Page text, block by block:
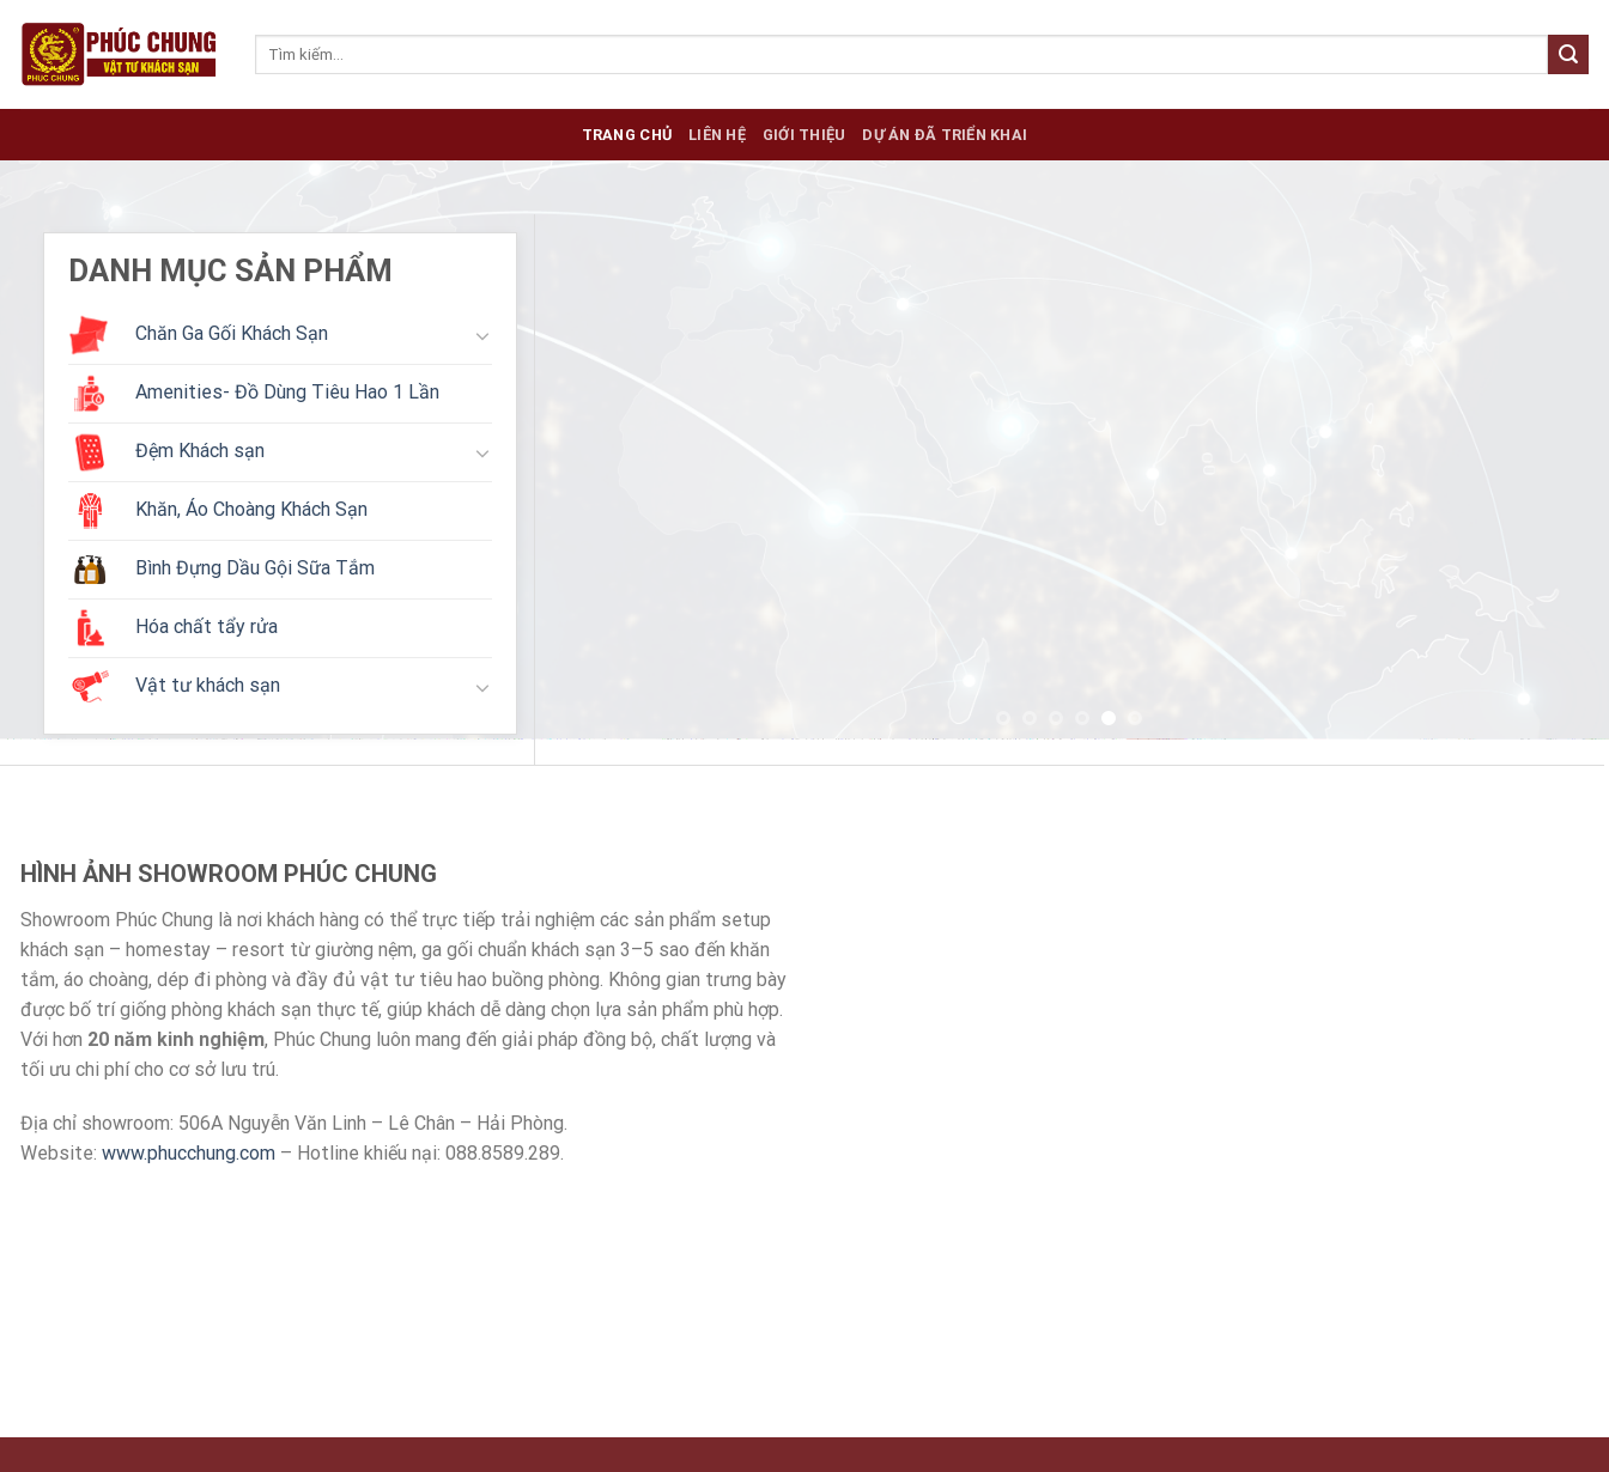
content
Tìm
TRANG CHỦ LIÊN HỆ GIỚI THIỆU DỰ ÁN ĐÃ TRIỂN KHAI
DANH MỤC SẢN PHẨM
Chăn Ga Gối Khách Sạn
Amenities- Đồ Dùng Tiêu Hao 1 Lần
Đệm Khách sạn
Khăn, Áo Choàng Khách Sạn
Bình Đựng Dầu Gội Sữa Tắm
Hóa chất tẩy rửa
Vật tư khách sạn
HÌNH ẢNH SHOWROOM PHÚC CHUNG
Showroom Phúc Chung là nơi khách hàng có thể trực tiếp trải nghiệm các sản phẩm setup
khách sạn – homestay – resort từ giường nệm, ga gối chuẩn khách sạn 3–5 sao đến khăn
tắm, áo choàng, dép đi phòng và đầy đủ vật tư tiêu hao buồng phòng. Không gian trưng bày
được bố trí giống phòng khách sạn thực tế, giúp khách dễ dàng chọn lựa sản phẩm phù hợp.
Với hơn 20 năm kinh nghiệm, Phúc Chung luôn mang đến giải pháp đồng bộ, chất lượng và
tối ưu chi phí cho cơ sở lưu trú.
Địa chỉ showroom: 506A Nguyễn Văn Linh – Lê Chân – Hải Phòng.
Website: www.phucchung.com – Hotline khiếu nại: 088.8589.289.